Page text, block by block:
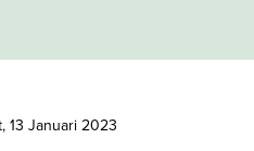
13 Januari 2023